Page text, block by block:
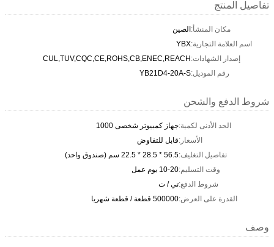
تفاصيل المنتج
مكان المنشأ:الصين
اسم العلامة التجارية:YBX
إصدار الشهادات:CUL,TUV,CQC,CE,ROHS,CB,ENEC,REACH
رقم الموديل:YB21D4-20A-S
شروط الدفع والشحن
الحد الأدنى لكمية:جهاز كمبيوتر شخصى 1000
الأسعار:قابل للتفاوض
تفاصيل التغليف:56.5 * 28.5 * 22.5 سم (صندوق واحد)
وقت التسليم:10-20 يوم عمل
شروط الدفع:تي / ت
القدرة على العرض:500000 قطعة / قطعة شهريا
وصف